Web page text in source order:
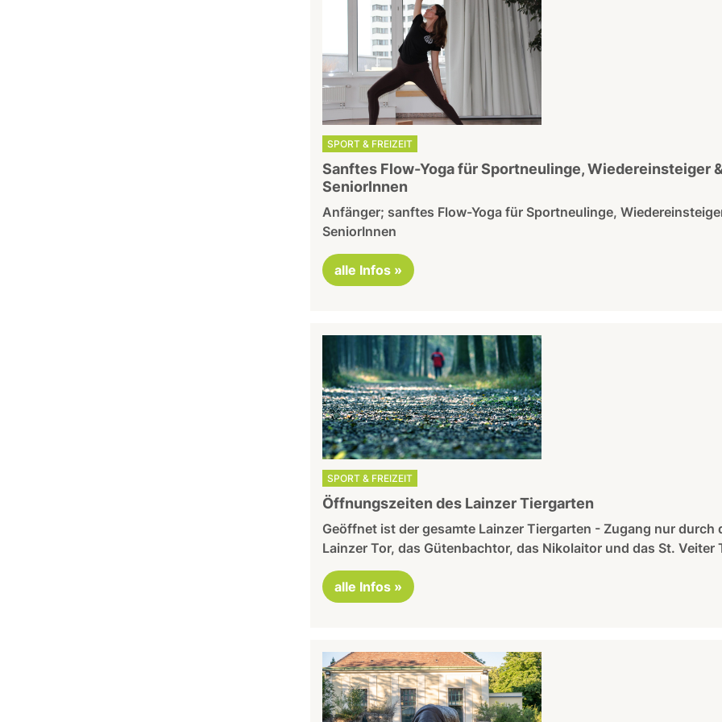
SPORT & FREIZEIT
Sanftes Flow-Yoga für Sportneulinge, Wiedereinsteiger
SeniorInnen
Anfänger; sanftes Flow-Yoga für Sportneulinge,
SeniorInnen
alle Infos »
SPORT & FREIZEIT
Öffnungszeiten des Lainzer Tiergarten
Geöffnet ist der gesamte Lainzer Tiergarten - Zugang nur durch
Lainzer Tor, das Gütenbachtor, das Nikolaitor und das St. Veiter
alle Infos »